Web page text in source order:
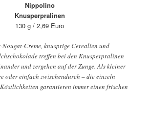
Nippolino
Knusperpralinen
130 g / 2,69 Euro
Creme, knusprige Cerealien und
treffen bei den Knusperpralinen
und zergehen auf der Zunge. Als kleiner
oder einfach zwischendurch – die einzeln
garantieren immer einen frischen